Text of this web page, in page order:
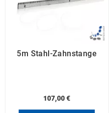
5m Stahl-Zahnstange
107,00 €